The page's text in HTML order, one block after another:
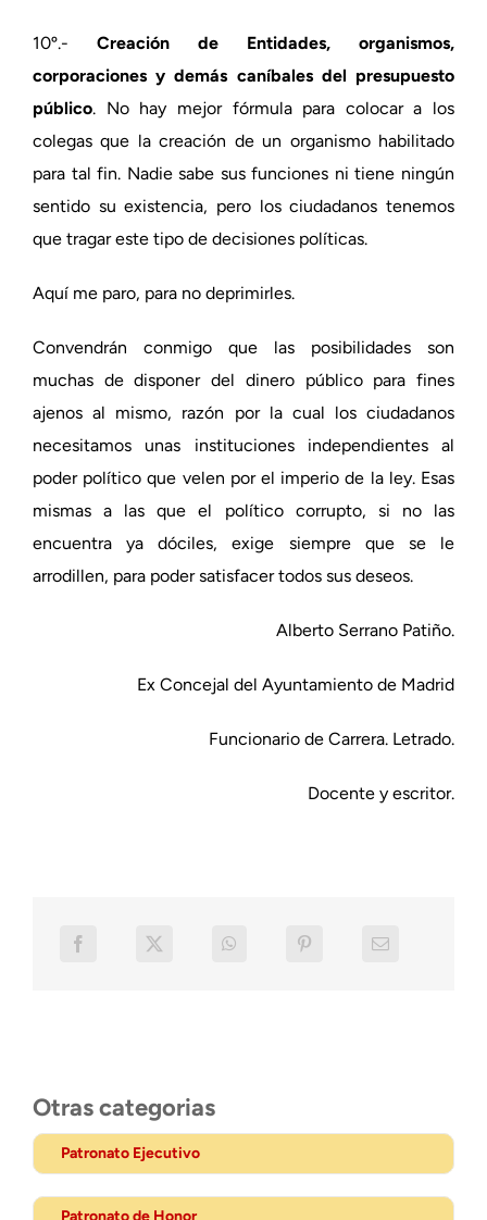
10º.- Creación de Entidades, organismos,
corporaciones y demás caníbales del presupuesto
público. No hay mejor fórmula para colocar a los
colegas que la creación de un organismo habilitado
para tal fin. Nadie sabe sus funciones ni tiene ningún
sentido su existencia, pero los ciudadanos tenemos
que tragar este tipo de decisiones políticas.
Aquí me paro, para no deprimirles.
Convendrán conmigo que las posibilidades son
muchas de disponer del dinero público para fines
ajenos al mismo, razón por la cual los ciudadanos
necesitamos unas instituciones independientes al
poder político que velen por el imperio de la ley. Esas
mismas a las que el político corrupto, si no las
encuentra ya dóciles, exige siempre que se le
arrodillen, para poder satisfacer todos sus deseos.
Alberto Serrano Patiño.
Ex Concejal del Ayuntamiento de Madrid
Funcionario de Carrera. Letrado.
Docente y escritor.
Otras categorias
Patronato Ejecutivo